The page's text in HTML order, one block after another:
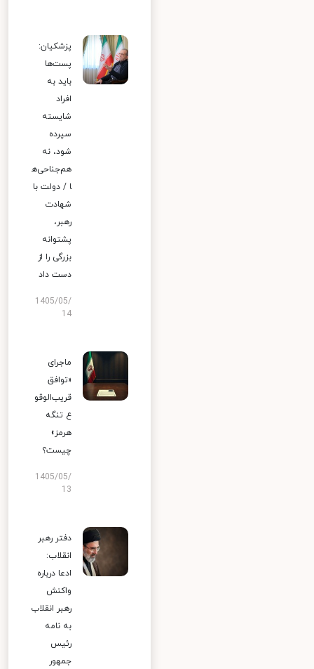
پزشکیان:
پست‌ها
باید به
افراد
شایسته
سپرده
شود، نه
هم‌جناحی‌ه
ا / دولت با
شهادت
رهبر،
پشتوانه
بزرگی را از
دست داد
1405/05/
14
ماجرای
«توافق
قریب‌الوقو
ع تنگه
هرمز»
چیست؟
1405/05/
13
دفتر رهبر
انقلاب:
ادعا درباره
واکنش
رهبر انقلاب
به نامه
رئیس
جمهور